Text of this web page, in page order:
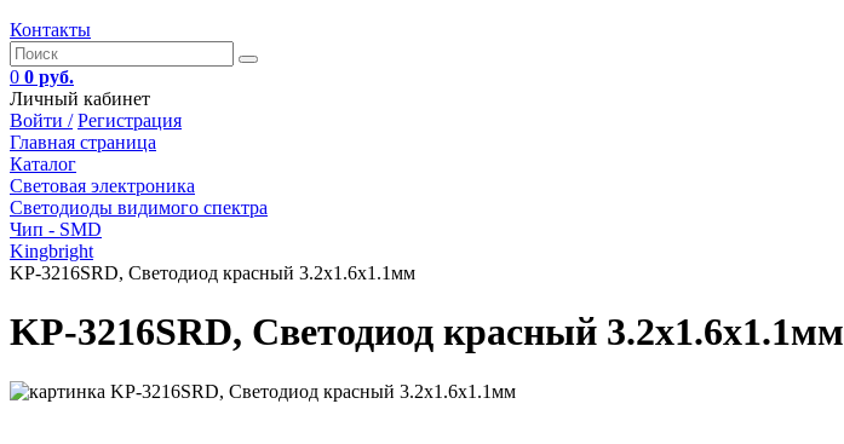
Контакты
0 0 руб.
Личный кабинет
Войти / Регистрация
Главная страница
Каталог
Световая электроника
Светодиоды видимого спектра
Чип - SMD
Kingbright
KP-3216SRD, Светодиод красный 3.2х1.6х1.1мм
KP-3216SRD, Светодиод красный 3.2х1.6х1.1мм